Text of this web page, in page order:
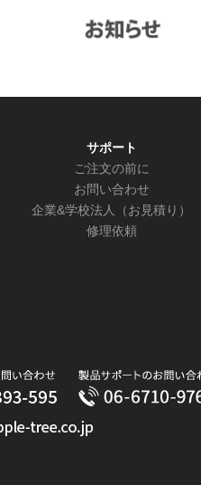
サポート
ご注文の前に
お問い合わせ
企業&学校法人（お見積り）
修理依頼